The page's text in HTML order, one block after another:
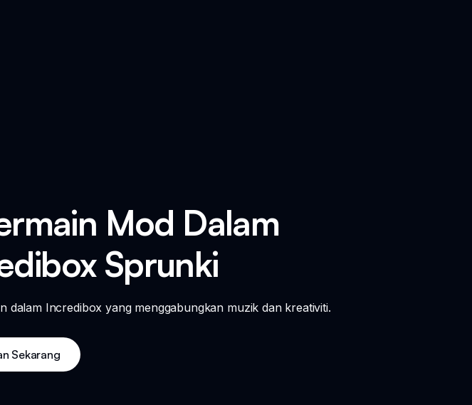
Mod Dalam
Sprunki
dalam Incredibox yang menggabungkan muzik dan kreativiti.
Sekarang